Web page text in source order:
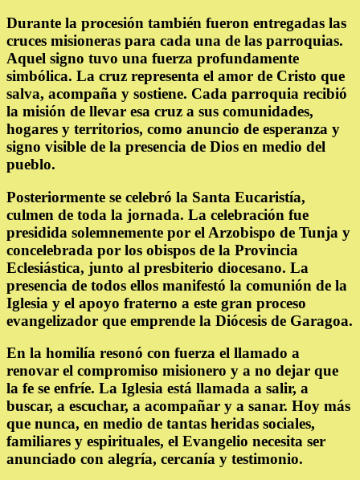
Durante la procesión también fueron entregadas las
cruces misioneras para cada una de las parroquias.
Aquel signo tuvo una fuerza profundamente
simbólica. La cruz representa el amor de Cristo que
salva, acompaña y sostiene. Cada parroquia recibió
la misión de llevar esa cruz a sus comunidades,
hogares y territorios, como anuncio de esperanza y
signo visible de la presencia de Dios en medio del
pueblo.
Posteriormente se celebró la Santa Eucaristía,
culmen de toda la jornada. La celebración fue
presidida solemnemente por el Arzobispo de Tunja y
concelebrada por los obispos de la Provincia
Eclesiástica, junto al presbiterio diocesano. La
presencia de todos ellos manifestó la comunión de la
Iglesia y el apoyo fraterno a este gran proceso
evangelizador que emprende la Diócesis de Garagoa.
En la homilía resonó con fuerza el llamado a
renovar el compromiso misionero y a no dejar que
la fe se enfríe. La Iglesia está llamada a salir, a
buscar, a escuchar, a acompañar y a sanar. Hoy más
que nunca, en medio de tantas heridas sociales,
familiares y espirituales, el Evangelio necesita ser
anunciado con alegría, cercanía y testimonio.